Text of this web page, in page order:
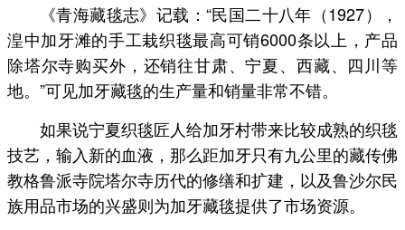
《青海藏毯志》记载：“民国二十八年（1927），
湟中加牙滩的手工栽织毯最高可销6000条以上，产品
除塔尔寺购买外，还销往甘肃、宁夏、西藏、四川等
地。”可见加牙藏毯的生产量和销量非常不错。
如果说宁夏织毯匠人给加牙村带来比较成熟的织毯
技艺，输入新的血液，那么距加牙只有九公里的藏传佛
教格鲁派寺院塔尔寺历代的修缮和扩建，以及鲁沙尔民
族用品市场的兴盛则为加牙藏毯提供了市场资源。